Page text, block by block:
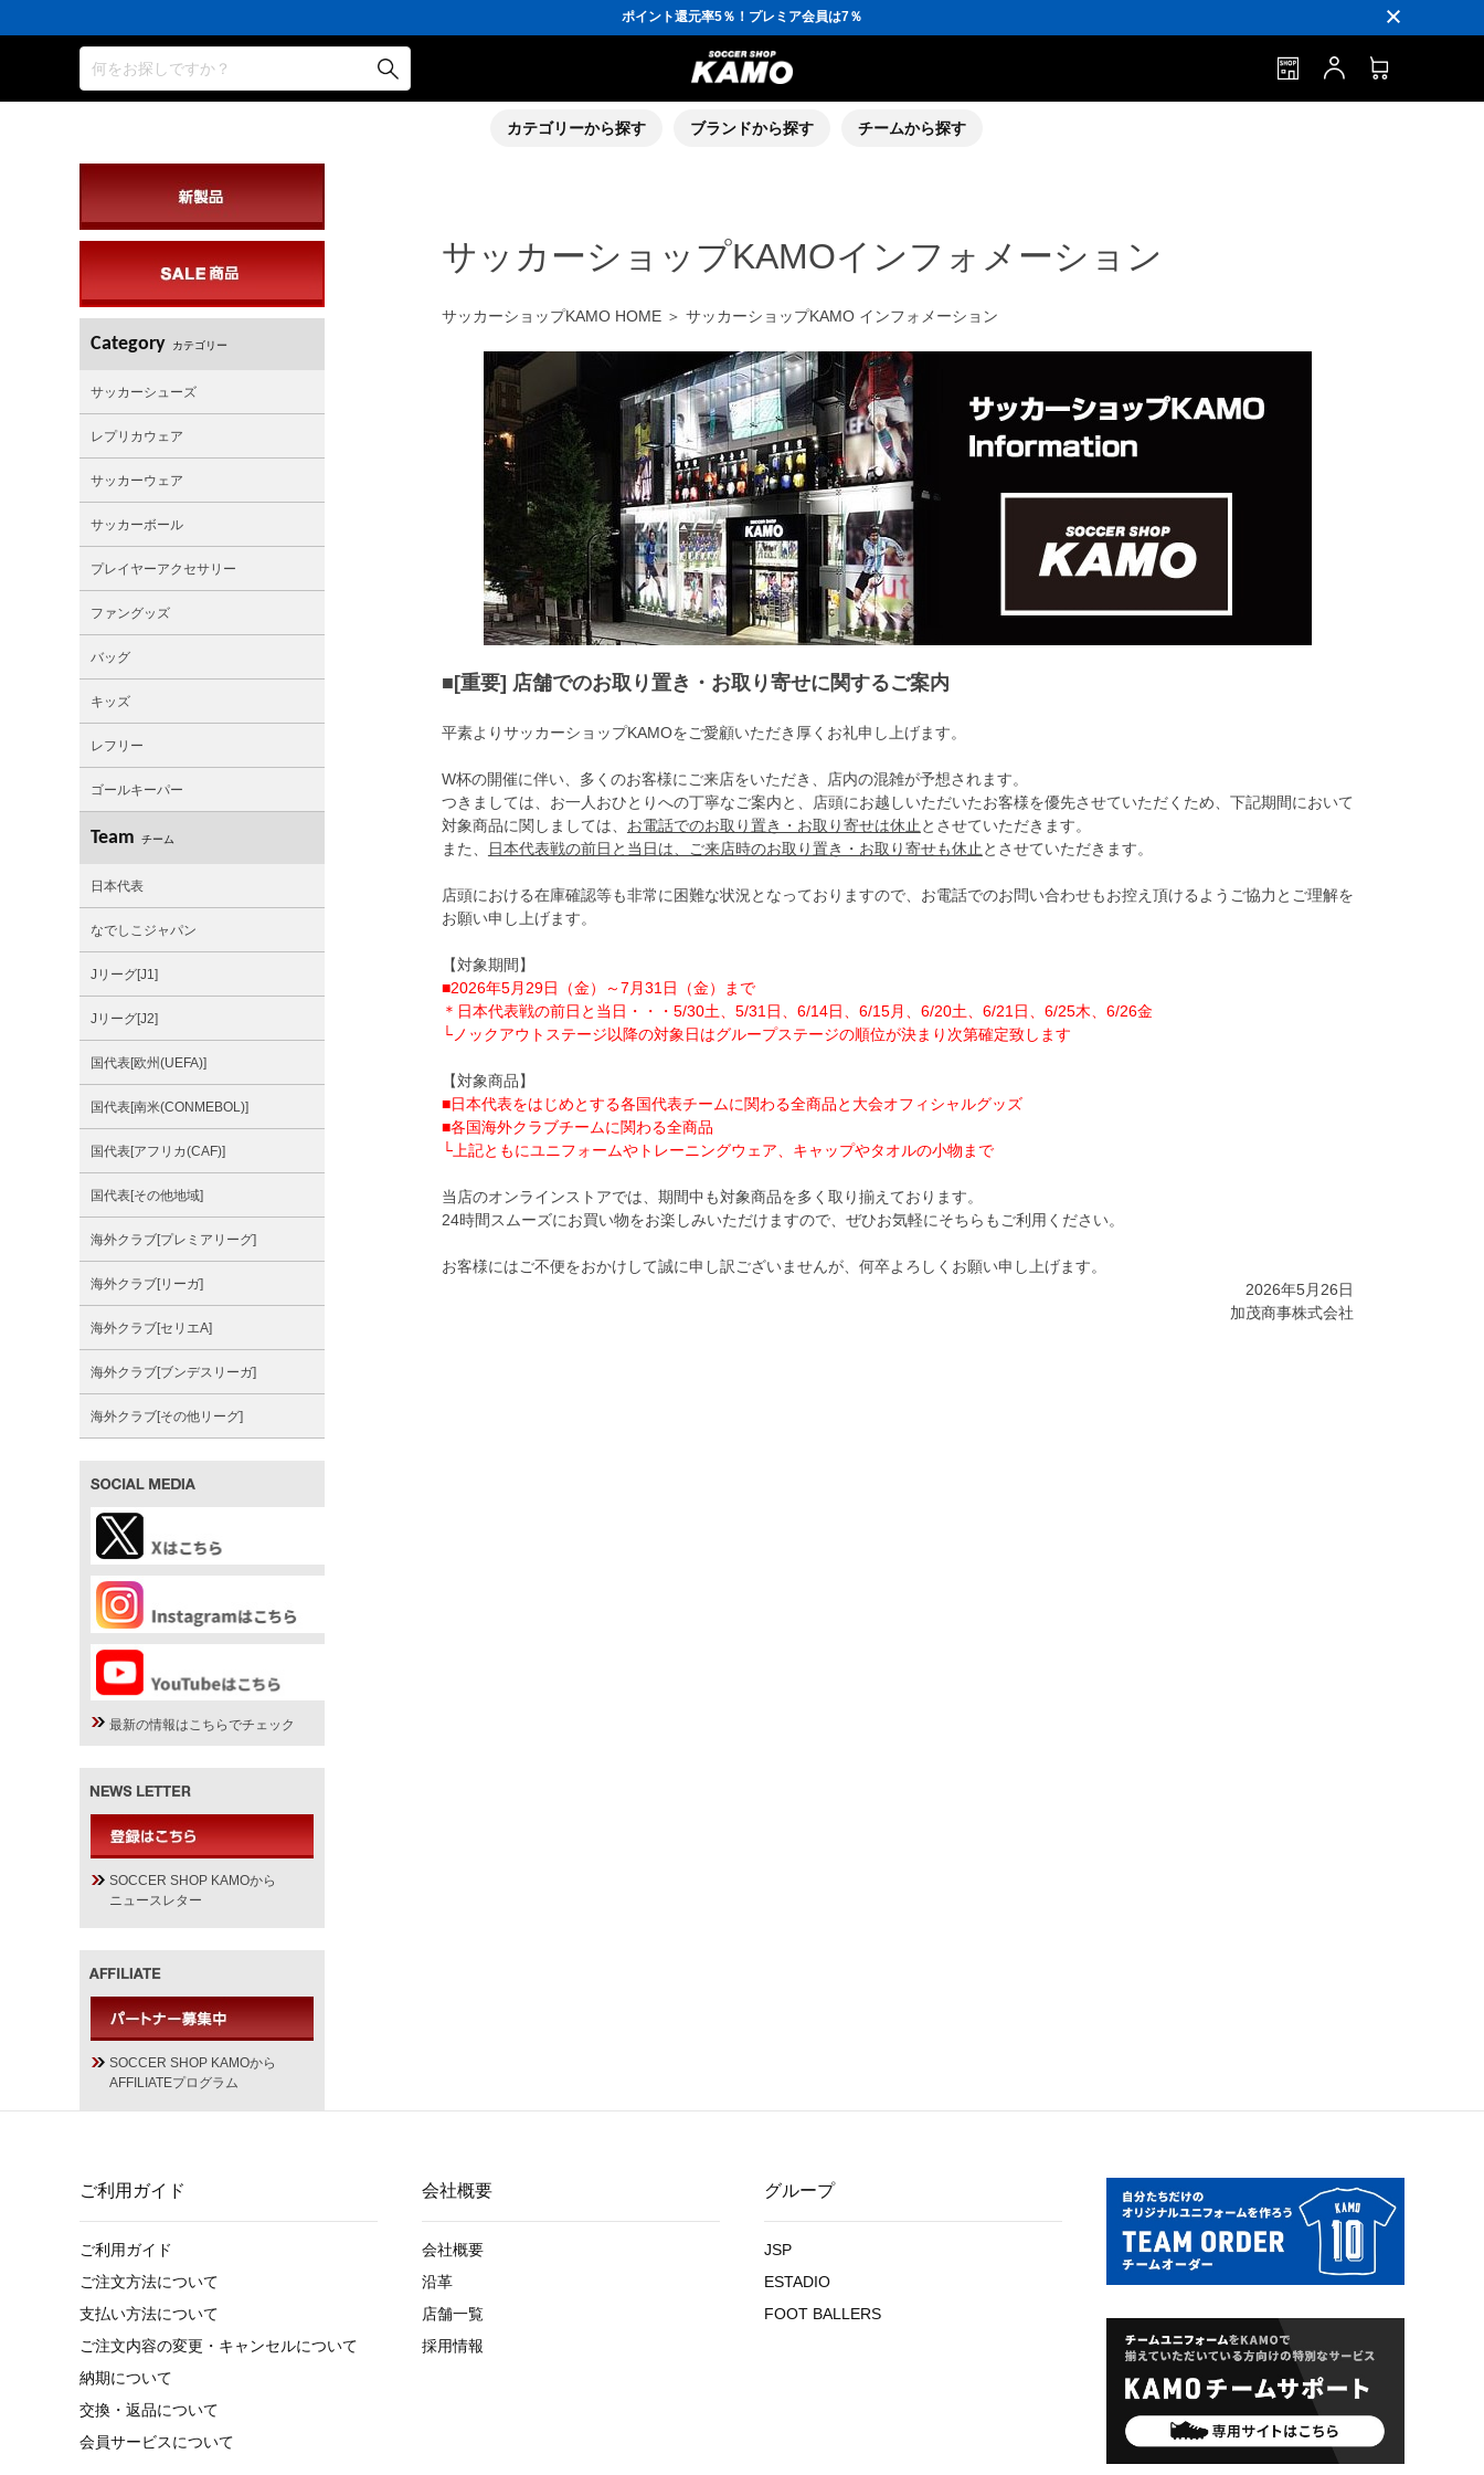
ポイント還元率5％！プレミア会員は7％
会員の方にはお誕生月に「10％OFFクーポン」プレゼント！
16,000円(税込)以上でシューズケースプレゼント！
3,300円(税込)以上で送料無料！
ポイント還元率5％！プレミア会員は7％
会員の方にはお誕生月に「10％OFFクーポン」プレゼント！
何をお探しですか？
カテゴリーから探す ブランドから探す チームから探す
Category カテゴリー
サッカーシューズ
レプリカウェア
サッカーウェア
サッカーボール
プレイヤーアクセサリー
ファングッズ
バッグ
キッズ
レフリー
ゴールキーパー
Team チーム
日本代表
なでしこジャパン
Jリーグ[J1]
Jリーグ[J2]
国代表[欧州(UEFA)]
国代表[南米(CONMEBOL)]
国代表[アフリカ(CAF)]
国代表[その他地域]
海外クラブ[プレミアリーグ]
海外クラブ[リーガ]
海外クラブ[セリエA]
海外クラブ[ブンデスリーガ]
海外クラブ[その他リーグ]
最新の情報はこちらでチェック
SOCCER SHOP KAMOから
ニュースレター
SOCCER SHOP KAMOから
AFFILIATEプログラム
サッカーショップKAMOインフォメーション
サッカーショップKAMO HOME＞ サッカーショップKAMO インフォメーション
■[重要] 店舗でのお取り置き・お取り寄せに関するご案内
平素よりサッカーショップKAMOをご愛顧いただき厚くお礼申し上げます。
W杯の開催に伴い、多くのお客様にご来店をいただき、店内の混雑が予想されます。
つきましては、お一人おひとりへの丁寧なご案内と、店頭にお越しいただいたお客様を優先させていただくため、下記期間において
対象商品に関しましては、 お電話でのお取り置き・お取り寄せは休止 とさせていただきます。
また、
日本代表戦の前日と当日は、ご来店時のお取り置き・お取り寄せも休止 とさせていただきます。
店頭における在庫確認等も非常に困難な状況となっておりますので、お電話でのお問い合わせもお控え頂けるようご協力とご理解を
お願い申し上げます。
【対象期間】
■2026年5月29日（金）～7月31日（金）まで
＊日本代表戦の前日と当日・・・5/30土、5/31日、6/14日、6/15月、6/20土、6/21日、6/25木、6/26金
└ノックアウトステージ以降の対象日はグループステージの順位が決まり次第確定致します
【対象商品】
■日本代表をはじめとする各国代表チームに関わる全商品と大会オフィシャルグッズ
■各国海外クラブチームに関わる全商品
└上記ともにユニフォームやトレーニングウェア、キャップやタオルの小物まで
当店のオンラインストアでは、期間中も対象商品を多く取り揃えております。
24時間スムーズにお買い物をお楽しみいただけますので、ぜひお気軽にそちらもご利用ください。
お客様にはご不便をおかけして誠に申し訳ございませんが、何卒よろしくお願い申し上げます。
2026年5月26日
加茂商事株式会社
ご利用ガイド
ご利用ガイド
ご注文方法について
支払い方法について
ご注文内容の変更・キャンセルについて
納期について
交換・返品について
会員サービスについて
会社概要
会社概要
沿革
店舗一覧
採用情報
グループ
JSP
ESTADIO
FOOT BALLERS